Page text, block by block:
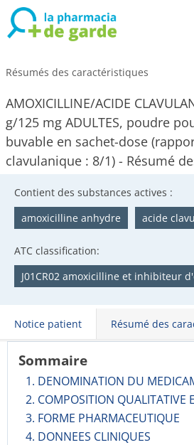
Résumés des caractéristiques
AMOXICILLINE/ACIDE
g/125 mg ADULTES, poudre
buvable en sachet-dose
clavulanique : 8/1) - Résumé
Contient des substances actives :
amoxicilline anhydre
acide
ATC classification:
J01CR02 amoxicilline et inhibiteur
Notice patient Résumé des
Sommaire
1. DENOMINATION DU
2. COMPOSITION QUALITATIVE
3. FORME PHARMACEUTIQUE
4. DONNEES CLINIQUES